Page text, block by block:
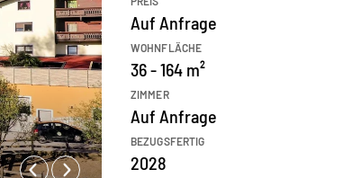
Auf Anfrage
WOHNFLÄCHE
36 - 164 m²
ZIMMER
Auf Anfrage
BEZUGSFERTIG
2028